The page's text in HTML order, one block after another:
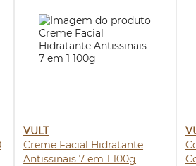
VULT
Creme Facial Hidratante
Antissinais 7 em 1 100g